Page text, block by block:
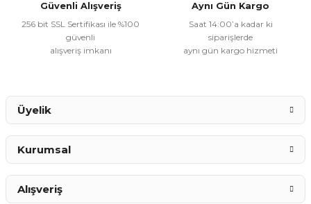
Güvenli Alışveriş
256 bit SSL Sertifikası ile %100
güvenli
alışveriş imkanı
Aynı Gün Kargo
Saat 14:00’a kadar ki
siparişlerde
aynı gün kargo hizmeti
Üyelik
Kurumsal
Alışveriş